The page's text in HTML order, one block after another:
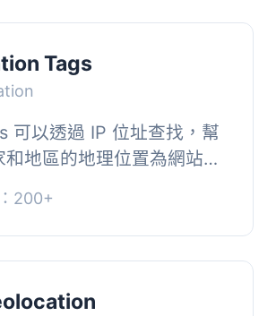
Tags
可以透過 IP 位址查找，幫
地區的地理位置為網站訪
理位置...
200+